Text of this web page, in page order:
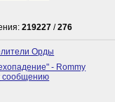
219227 /276
Орды
- Rommy